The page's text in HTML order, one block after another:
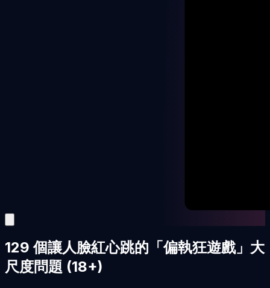
129 個讓人臉紅心跳的「偏執狂遊戲」大
尺度問題 (18+)